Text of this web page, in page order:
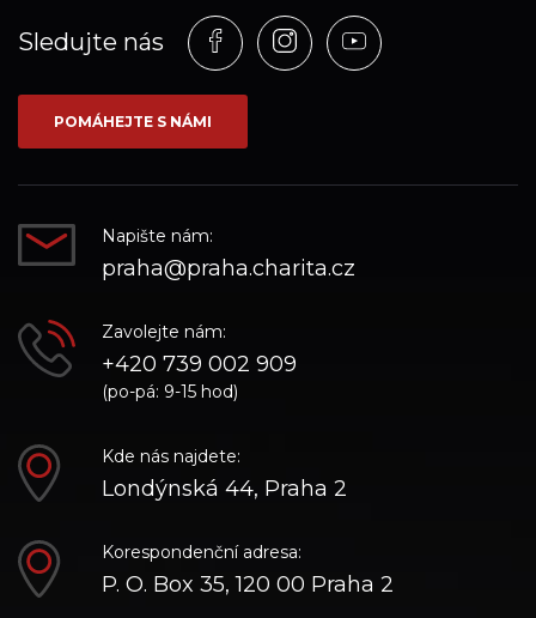
Sledujte nás
Profil
na
síti_Facebook
Profil
na
Profil
na
POMÁHEJTE S NÁMI
Napište nám:
praha@praha.charita.cz
Zavolejte nám:
+420 739 002 909
(po-pá: 9-15 hod)
Kde nás najdete:
Londýnská 44, Praha 2
Korespondenční adresa:
P. O. Box 35, 120 00 Praha 2